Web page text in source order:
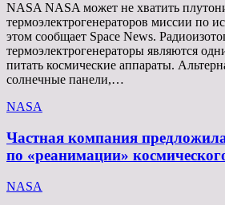
NASA NASA может не хватить
термоэлектрогенераторов миссии по
этом сообщает Space News.
термоэлектрогенераторы являются
питать космические аппараты.
солнечные панели,…
NASA
Частная компания
по «реанимации»
NASA